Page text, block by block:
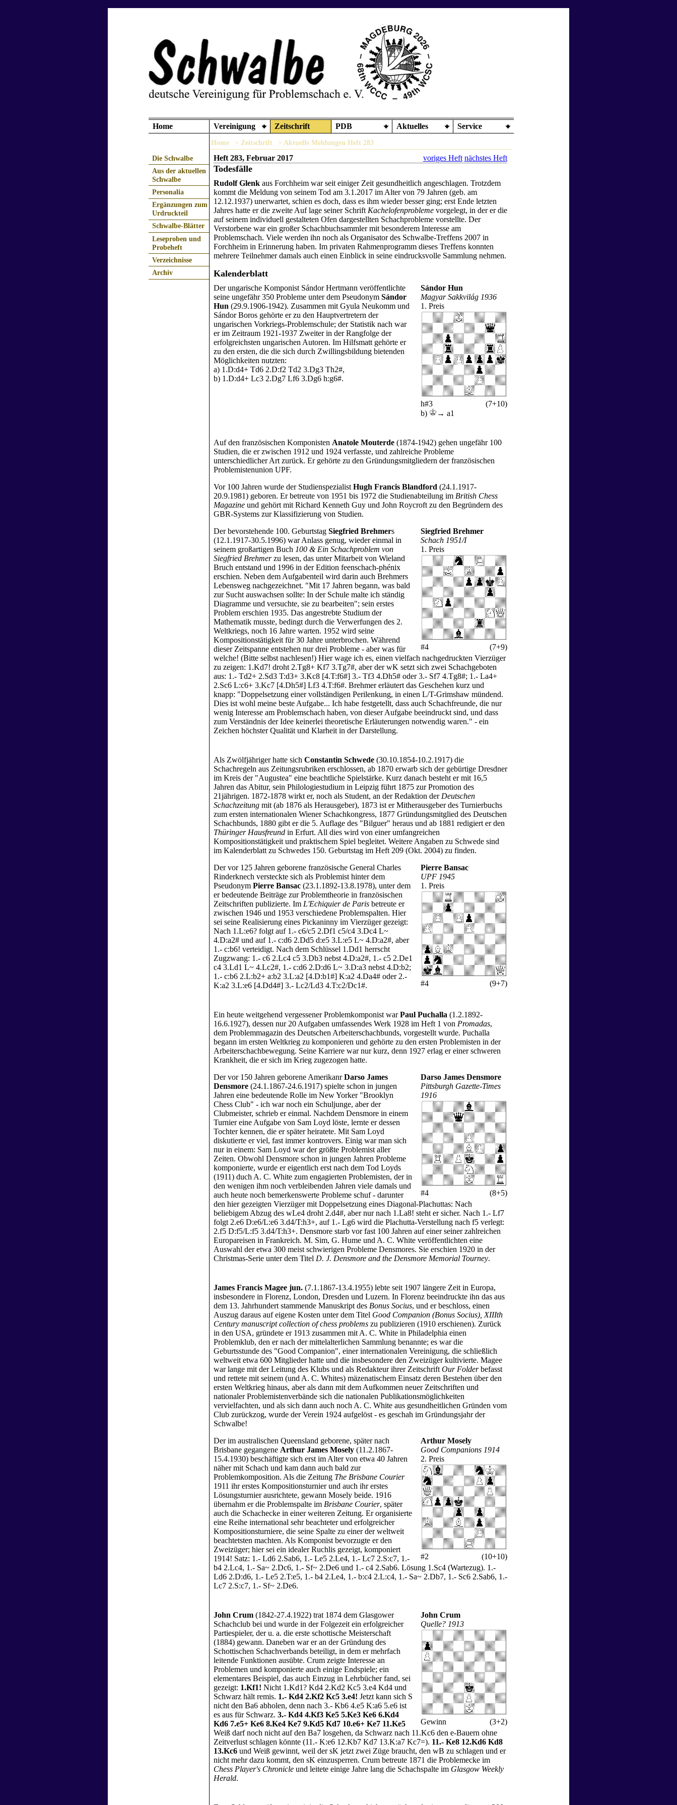
Home Vereinigung Zeitschrift PDB Aktuelles Service
Die Schwalbe
Aus der aktuellen
Schwalbe
Personalia
Ergänzungen zum
Urdruckteil
Schwalbe-Blätter
Leseproben und
Probeheft
Verzeichnisse
Archiv
Home > Zeitschrift > Aktuelle Meldungen Heft 283
Heft 283, Februar 2017 voriges Heft nächstes Heft
Todesfälle
Rudolf Glenkaus Forchheim war seit einiger Zeit gesundheitlich angeschlagen. Trotzdem
kommt die Meldung von seinem Tod am 3.1.2017 im Alter von 79 Jahren (geb. am
12.12.1937) unerwartet, schien es doch, dass es ihm wieder besser ging; erst Ende letzten
Jahres hatte er die zweite Auf lage seiner Schrift Kachelofenproblemevorgelegt, in der er die
auf seinem individuell gestalteten Ofen dargestellten Schachprobleme vorstellte. Der
Verstorbene war ein großer Schachbuchsammler mit besonderem Interesse am
Problemschach. Viele werden ihn noch als Organisator des Schwalbe-Treffens 2007 in
Forchheim in Erinnerung haben. Im privaten Rahmenprogramm dieses Treffens konnten
mehrere Teilnehmer damals auch einen Einblick in seine eindrucksvolle Sammlung nehmen.
Kalenderblatt
Sándor Hun
Magyar Sakkvilág 1936
1. Preis
h#3
(7+10)
b)
→ a1
Der ungarische Komponist Sándor Hertmann veröffentlichte
seine ungefähr 350 Probleme unter dem Pseudonym Sándor
Hun (29.9.1906-1942). Zusammen mit Gyula Neukomm und
Sándor Boros gehörte er zu den Hauptvertretern der
ungarischen Vorkriegs-Problemschule; der Statistik nach war
er im Zeitraum 1921-1937 Zweiter in der Rangfolge der
erfolgreichsten ungarischen Autoren. Im Hilfsmatt gehörte er
zu den ersten, die die sich durch Zwillingsbildung bietenden
Möglichkeiten nutzten:
a) 1.D:d4+ Td6 2.D:f2 Td2 3.Dg3 Th2#,
b) 1.D:d4+ Lc3 2.Dg7 Lf6 3.Dg6 h:g6#.
Auf den französischen Komponisten Anatole Mouterde(1874-1942) gehen ungefähr 100
Studien, die er zwischen 1912 und 1924 verfasste, und zahlreiche Probleme
unterschiedlicher Art zurück. Er gehörte zu den Gründungsmitgliedern der französischen
Problemistenunion UPF.
Vor 100 Jahren wurde der Studienspezialist Hugh Francis Blandford (24.1.1917-
20.9.1981) geboren. Er betreute von 1951 bis 1972 die Studienabteilung im British Chess
Magazineund gehört mit Richard Kenneth Guy und John Roycroft zu den Begründern des
GBR-Systems zur Klassifizierung von Studien.
Siegfried Brehmer
Schach 1951/I
1. Preis
#4 (7+9)
Der bevorstehende 100. Geburtstag Siegfried Brehmers
(12.1.1917-30.5.1996) war Anlass genug, wieder einmal in
seinem großartigen Buch 100 & Ein Schachproblem von
Siegfried Brehmerzu lesen, das unter Mitarbeit von Wieland
Bruch entstand und 1996 in der Edition feenschach-phénix
erschien. Neben dem Aufgabenteil wird darin auch Brehmers
Lebensweg nachgezeichnet. "Mit 17 Jahren begann, was bald
zur Sucht auswachsen sollte: In der Schule malte ich ständig
Diagramme und versuchte, sie zu bearbeiten"; sein erstes
Problem erschien 1935. Das angestrebte Studium der
Mathematik musste, bedingt durch die Verwerfungen des 2.
Weltkriegs, noch 16 Jahre warten. 1952 wird seine
Kompositionstätigkeit für 30 Jahre unterbrochen. Während
dieser Zeitspanne entstehen nur drei Probleme - aber was für
welche! (Bitte selbst nachlesen!) Hier wage ich es, einen vielfach nachgedruckten Vierzüger
zu zeigen: 1.Kd7! droht 2.Tg8+ Kf7 3.Tg7#, aber der wK setzt sich zwei Schachgeboten
aus: 1.- Td2+ 2.Sd3 T:d3+ 3.Kc8 [4.T:f6#] 3.- Tf3 4.Dh5# oder 3.- Sf7 4.Tg8#; 1.- La4+
2.Sc6 L:c6+ 3.Kc7 [4.Dh5#] Lf3 4.T:f6#. Brehmer erläutert das Geschehen kurz und
knapp: "Doppelsetzung einer vollständigen Perilenkung, in einen L/T-Grimshaw mündend.
Dies ist wohl meine beste Aufgabe... Ich habe festgetellt, dass auch Schachfreunde, die nur
wenig Interesse am Problemschach haben, von dieser Aufgabe beeindruckt sind, und dass
zum Verständnis der Idee keinerlei theoretische Erläuterungen notwendig waren." - ein
Zeichen höchster Qualität und Klarheit in der Darstellung.
Als Zwölfjähriger hatte sich Constantin Schwede(30.10.1854-10.2.1917) die
Schachregeln aus Zeitungsrubriken erschlossen, ab 1870 erwarb sich der gebürtige Dresdner
im Kreis der "Augustea" eine beachtliche Spielstärke. Kurz danach besteht er mit 16,5
Jahren das Abitur, sein Philologiestudium in Leipzig führt 1875 zur Promotion des
21jährigen. 1872-1878 wirkt er, noch als Student, an der Redaktion der Deutschen
Schachzeitungmit (ab 1876 als Herausgeber), 1873 ist er Mitherausgeber des Turnierbuchs
zum ersten internationalen Wiener Schachkongress, 1877 Gründungsmitglied des Deutschen
Schachbunds, 1880 gibt er die 5. Auflage des "Bilguer" heraus und ab 1881 redigiert er den
Thüringer Hausfreundin Erfurt. All dies wird von einer umfangreichen
Kompositionstätigkeit und praktischem Spiel begleitet. Weitere Angaben zu Schwede sind
im Kalenderblatt zu Schwedes 150. Geburtstag im Heft 209 (Okt. 2004) zu finden.
Pierre Bansac
UPF 1945
1. Preis
#4 (9+7)
Der vor 125 Jahren geborene französische General Charles
Rinderknech versteckte sich als Problemist hinter dem
Pseudonym Pierre Bansac(23.1.1892-13.8.1978), unter dem
er bedeutende Beiträge zur Problemtheorie in französischen
Zeitschriften publizierte. Im L'Echiquier de Parisbetreute er
zwischen 1946 und 1953 verschiedene Problemspalten. Hier
sei seine Realisierung eines Pickaninny im Vierzüger gezeigt:
Nach 1.L:e6? folgt auf 1.- c6/c5 2.Df1 c5/c4 3.Dc4 L~
4.D:a2# und auf 1.- c:d6 2.Dd5 d:e5 3.L:e5 L~ 4.D:a2#, aber
1.- c:b6! verteidigt. Nach dem Schlüssel 1.Dd1 herrscht
Zugzwang: 1.- c6 2.Lc4 c5 3.Db3 nebst 4.D:a2#, 1.- c5 2.De1
c4 3.Ld1 L~ 4.Lc2#, 1.- c:d6 2.D:d6 L~ 3.D:a3 nebst 4.D:b2;
1.- c:b6 2.L:b2+ a:b2 3.L:a2 [4.D:b1#] K:a2 4.Da4# oder 2.-
K:a2 3.L:e6 [4.Dd4#] 3.- Lc2/Ld3 4.T:c2/Dc1#.
Ein heute weitgehend vergessener Problemkomponist warPaul Puchalla (1.2.1892-
16.6.1927), dessen nur 20 Aufgaben umfassendes Werk 1928 im Heft 1 von Promadas,
dem Problemmagazin des Deutschen Arbeiterschachbunds, vorgestellt wurde. Puchalla
begann im ersten Weltkrieg zu komponieren und gehörte zu den ersten Problemisten in der
Arbeiterschachbewegung. Seine Karriere war nur kurz, denn 1927 erlag er einer schweren
Krankheit, die er sich im Krieg zugezogen hatte.
Darso James Densmore
Pittsburgh Gazette-Times
1916
#4 (8+5)
Der vor 150 Jahren geborene AmerikanrDarso James
Densmore(24.1.1867-24.6.1917) spielte schon in jungen
Jahren eine bedeutende Rolle im New Yorker "Brooklyn
Chess Club" - ich war noch ein Schuljunge, aber der
Clubmeister, schrieb er einmal. Nachdem Densmore in einem
Turnier eine Aufgabe von Sam Loyd löste, lernte er dessen
Tochter kennen, die er später heiratete. Mit Sam Loyd
diskutierte er viel, fast immer kontrovers. Einig war man sich
nur in einem: Sam Loyd war der größte Problemist aller
Zeiten. Obwohl Densmore schon in jungen Jahren Probleme
komponierte, wurde er eigentlich erst nach dem Tod Loyds
(1911) duch A. C. White zum engagierten Problemisten, der in
den wenigen ihm noch verbleibenden Jahren viele damals und
auch heute noch bemerkenswerte Probleme schuf - darunter
den hier gezeigten Vierzüger mit Doppelsetzung eines Diagonal-Plachuttas: Nach
beliebigem Abzug des wLe4 droht 2.d4#, aber nur nach 1.La8! steht er sicher. Nach 1.- Lf7
folgt 2.e6 D:e6/L:e6 3.d4/T:h3+, auf 1.- Lg6 wird die Plachutta-Verstellung nach f5 verlegt:
2.f5 D:f5/L:f5 3.d4/T:h3+. Densmore starb vor fast 100 Jahren auf einer seiner zahlreichen
Europareisen in Frankreich. M. Sim, G. Hume und A. C. White veröffentlichten eine
Auswahl der etwa 300 meist schwierigen Probleme Densmores. Sie erschien 1920 in der
Christmas-Serie unter dem Titel D. J. Densmore and the Densmore Memorial Tourney.
James Francis Magee jun.(7.1.1867-13.4.1955) lebte seit 1907 längere Zeit in Europa,
insbesondere in Florenz, London, Dresden und Luzern. In Florenz beeindruckte ihn das aus
dem 13. Jahrhundert stammende Manuskript des Bonus Socius, und er beschloss, einen
Auszug daraus auf eigene Kosten unter dem Titel Good Companion (Bonus Socius), XIIIth
Century manuscript collection of chess problemszu publizieren (1910 erschienen). Zurück
in den USA, gründete er 1913 zusammen mit A. C. White in Philadelphia einen
Problemklub, den er nach der mittelalterlichen Sammlung benannte; es war die
Geburtsstunde des "Good Companion", einer internationalen Vereinigung, die schließlich
weltweit etwa 600 Mitglieder hatte und die insbesondere den Zweizüger kultivierte. Magee
war lange mit der Leitung des Klubs und als Redakteur ihrer Zeitschrift Our Folderbefasst
und rettete mit seinem (und A. C. Whites) mäzenatischem Einsatz deren Bestehen über den
ersten Weltkrieg hinaus, aber als dann mit dem Aufkommen neuer Zeitschriften und
nationaler Problemistenverbände sich die nationalen Publikationsmöglichkeiten
vervielfachten, und als sich dann auch noch A. C. White aus gesundheitlichen Gründen vom
Club zurückzog, wurde der Verein 1924 aufgelöst - es geschah im Gründungsjahr der
Schwalbe!
Arthur Mosely
Good Companions 1914
2. Preis
#2 (10+10)
Der im australischen Queensland geborene, später nach
Brisbane gegangene Arthur James Mosely(11.2.1867-
15.4.1930) beschäftigte sich erst im Alter von etwa 40 Jahren
näher mit Schach und kam dann auch bald zur
Problemkomposition. Als die Zeitung The Brisbane Courier
1911 ihr erstes Kompositionsturnier und auch ihr erstes
Lösungsturnier ausrichtete, gewann Mosely beide. 1916
übernahm er die Problemspalte im Brisbane Courier, später
auch die Schachecke in einer weiteren Zeitung. Er organisierte
eine Reihe international sehr beachteter und erfolgreicher
Kompositionsturniere, die seine Spalte zu einer der weltweit
beachtetsten machten. Als Komponist bevorzugte er den
Zweizüger; hier sei ein idealer Ruchlis gezeigt, komponiert
1914! Satz: 1.- Ld6 2.Sab6, 1.- Le5 2.Le4, 1.- Lc7 2.S:c7, 1.-
b4 2.Lc4, 1.- Sa~ 2.Dc6, 1.- Sf~ 2.De6 und 1.- c4 2.Sab6. Lösung 1.Sc4 (Wartezug). 1.-
Ld6 2.D:d6, 1.- Le5 2.T:e5, 1.- b4 2.Le4, 1.- b:c4 2.L:c4, 1.- Sa~ 2.Db7, 1.- Sc6 2.Sab6, 1.-
Lc7 2.S:c7, 1.- Sf~ 2.De6.
John Crum
Quelle? 1913
Gewinn (3+2)
John Crum(1842-27.4.1922) trat 1874 dem Glasgower
Schachclub bei und wurde in der Folgezeit ein erfolgreicher
Partiespieler, der u. a. die erste schottische Meisterschaft
(1884) gewann. Daneben war er an der Gründung des
Schottischen Schachverbands beteiligt, in dem er mehrfach
leitende Funktionen ausübte. Crum zeigte Interesse an
Problemen und komponierte auch einige Endspiele; ein
elementares Beispiel, das auch Einzug in Lehrbücher fand, sei
gezeigt: 1.Kf1! Nicht 1.Kd1? Kd4 2.Kd2 Kc5 3.e4 Kd4 und
Schwarz hält remis. 1.- Kd4 2.Kf2 Kc5 3.e4! Jetzt kann sich S
nicht den Ba6 abholen, denn nach 3.- Kb6 4.e5 K:a6 5.e6 ist
es aus für Schwarz. 3.- Kd4 4.Kf3 Ke5 5.Ke3 Ke6 6.Kd4
Kd6 7.e5+ Ke6 8.Ke4 Ke7 9.Kd5 Kd7 10.e6+ Ke7 11.Ke5
Weiß darf noch nicht auf den Ba7 losgehen, da Schwarz nach 11.Kc6 den e-Bauern ohne
Zeitverlust schlagen könnte (11.- K:e6 12.Kb7 Kd7 13.K:a7 Kc7=). 11.- Ke8 12.Kd6 Kd8
13.Kc6und Weiß gewinnt, weil der sK jetzt zwei Züge braucht, den wB zu schlagen und er
nicht mehr dazu kommt, den sK einzusperren. Crum betreute 1871 die Problemecke im
Chess Player's Chronicleund leitete einige Jahre lang die Schachspalte im Glasgow Weekly
Herald.